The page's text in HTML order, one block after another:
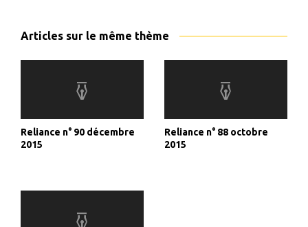
Articles sur le même thème
Reliance n° 90 décembre
2015
Reliance n° 88 octobre
2015